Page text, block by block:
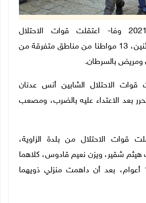
محافظات 25-10-2021 وفا- اعتقلت قوات الاحتلال
الإسرائيلي، اليوم الإثنين، 13 مواطنا من مناطق متفرقة من
ومريض بالسرطان.
الاحتلال الشابين أنس عدنان
بعد الاعتداء عليه بالضرب، ومصعب
قوات الاحتلال من بلدة الزاوية،
هيثم شقير، ويزن نعيم قادوس، كلاهما
يبلغان من العمر 10 أعوام، بعد أن داهمت منزلي ذويهما